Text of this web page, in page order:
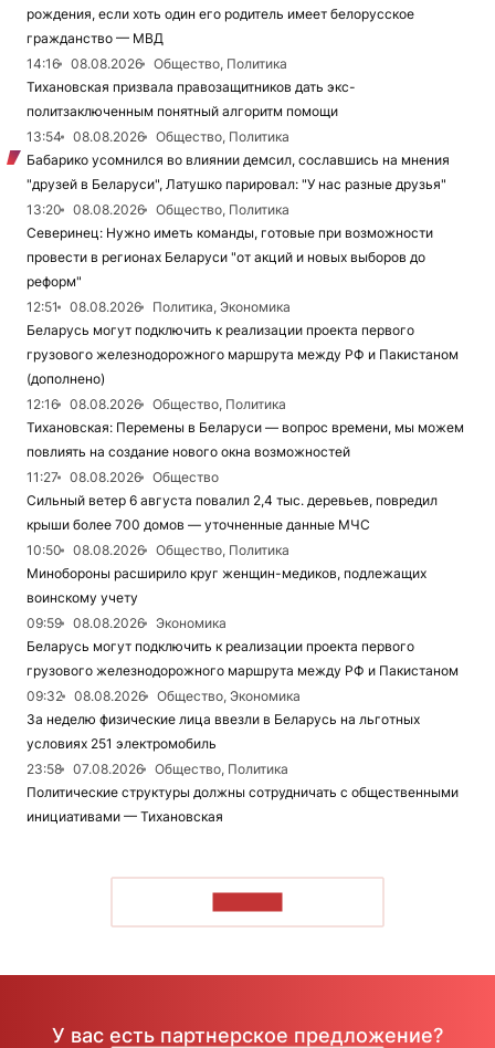
рождения, если хоть один его родитель имеет белорусское
гражданство — МВД
14:16
08.08.2026
Общество, Политика
Тихановская призвала правозащитников дать экс-
политзаключенным понятный алгоритм помощи
13:54
08.08.2026
Общество, Политика
Бабарико усомнился во влиянии демсил, сославшись на мнения
"друзей в Беларуси", Латушко парировал: "У нас разные друзья"
13:20
08.08.2026
Общество, Политика
Северинец: Нужно иметь команды, готовые при возможности
провести в регионах Беларуси "от акций и новых выборов до
реформ"
12:51
08.08.2026
Политика, Экономика
Беларусь могут подключить к реализации проекта первого
грузового железнодорожного маршрута между РФ и Пакистаном
(дополнено)
12:16
08.08.2026
Общество, Политика
Тихановская: Перемены в Беларуси — вопрос времени, мы можем
повлиять на создание нового окна возможностей
11:27
08.08.2026
Общество
Сильный ветер 6 августа повалил 2,4 тыс. деревьев, повредил
крыши более 700 домов — уточненные данные МЧС
10:50
08.08.2026
Общество, Политика
Минобороны расширило круг женщин-медиков, подлежащих
воинскому учету
09:59
08.08.2026
Экономика
Беларусь могут подключить к реализации проекта первого
грузового железнодорожного маршрута между РФ и Пакистаном
09:32
08.08.2026
Общество, Экономика
За неделю физические лица ввезли в Беларусь на льготных
условиях 251 электромобиль
23:58
07.08.2026
Общество, Политика
Политические структуры должны сотрудничать с общественными
инициативами — Тихановская
У вас есть партнерское предложение?